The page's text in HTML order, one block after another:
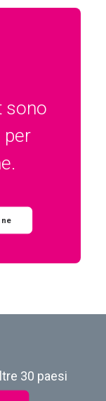
sono
per
30 paesi